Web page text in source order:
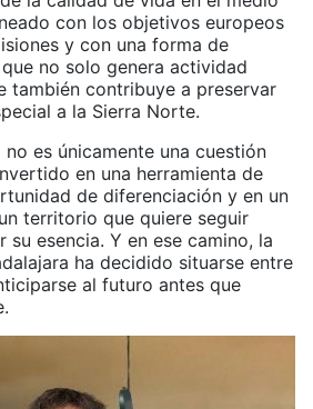
con los objetivos europeos
y con una forma de
no solo genera actividad
también contribuye a preservar
a la Sierra Norte.
es únicamente una cuestión
en una herramienta de
de diferenciación y en un
territorio que quiere seguir
su esencia. Y en ese camino, la
ha decidido situarse entre
al futuro antes que